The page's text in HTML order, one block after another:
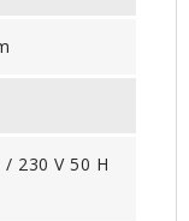
/ 230 V 50 H